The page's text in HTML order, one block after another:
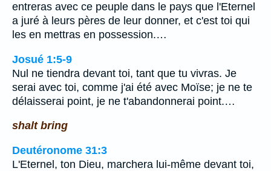
entreras avec ce peuple dans le pays que l'Eternel
a juré à leurs pères de leur donner, et c'est toi qui
les en mettras en possession.…
Josué 1:5-9
Nul ne tiendra devant toi, tant que tu vivras. Je
serai avec toi, comme j'ai été avec Moïse; je ne te
délaisserai point, je ne t'abandonnerai point.…
shalt bring
Deutéronome 31:3
L'Eternel, ton Dieu, marchera lui-même devant toi,